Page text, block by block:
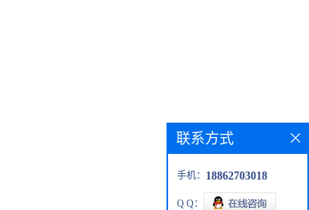
联系方式
手机： 18862703018
Q Q：